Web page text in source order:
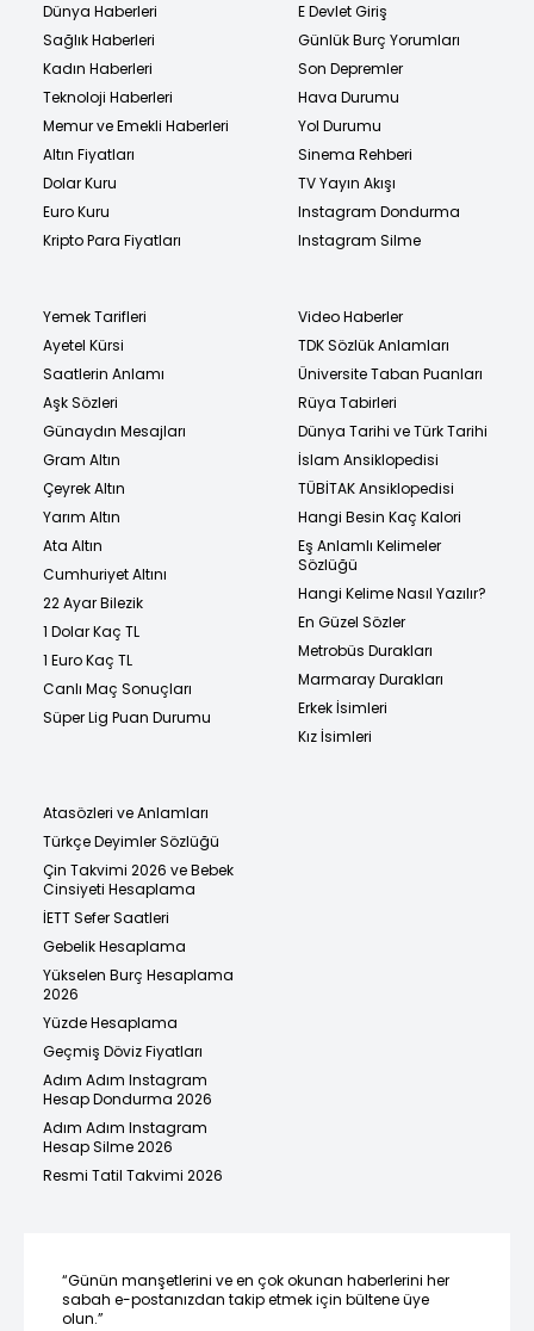
Dünya Haberleri
Sağlık Haberleri
Kadın Haberleri
Teknoloji Haberleri
Memur ve Emekli Haberleri
Altın Fiyatları
Dolar Kuru
Euro Kuru
Kripto Para Fiyatları
E Devlet Giriş
Günlük Burç Yorumları
Son Depremler
Hava Durumu
Yol Durumu
Sinema Rehberi
TV Yayın Akışı
Instagram Dondurma
Instagram Silme
Yemek Tarifleri
Ayetel Kürsi
Saatlerin Anlamı
Aşk Sözleri
Günaydın Mesajları
Gram Altın
Çeyrek Altın
Yarım Altın
Ata Altın
Cumhuriyet Altını
22 Ayar Bilezik
1 Dolar Kaç TL
1 Euro Kaç TL
Canlı Maç Sonuçları
Süper Lig Puan Durumu
Video Haberler
TDK Sözlük Anlamları
Üniversite Taban Puanları
Rüya Tabirleri
Dünya Tarihi ve Türk Tarihi
İslam Ansiklopedisi
TÜBİTAK Ansiklopedisi
Hangi Besin Kaç Kalori
Eş Anlamlı Kelimeler
Sözlüğü
Hangi Kelime Nasıl Yazılır?
En Güzel Sözler
Metrobüs Durakları
Marmaray Durakları
Erkek İsimleri
Kız İsimleri
Atasözleri ve Anlamları
Türkçe Deyimler Sözlüğü
Çin Takvimi 2026 ve Bebek
Cinsiyeti Hesaplama
İETT Sefer Saatleri
Gebelik Hesaplama
Yükselen Burç Hesaplama
2026
Yüzde Hesaplama
Geçmiş Döviz Fiyatları
Adım Adım Instagram
Hesap Dondurma 2026
Adım Adım Instagram
Hesap Silme 2026
Resmi Tatil Takvimi 2026
“Günün manşetlerini ve en çok okunan haberlerini her
sabah e-postanızdan takip etmek için bültene üye
olun.”